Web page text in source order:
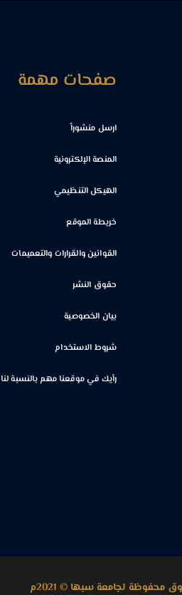
صفحات مهمة
ارسل منشوراً
المنصة الإلكترونية
الهيكل التنظيمي
خريطة الموقع
القوانين والقرارات والتعميمات
حقوق النشر
بيان الخصوصية
شروط الاستخدام
رأيك في موقعنا مهم بالنسبة لنا
محفوظة لجامعة سبها © 2021م